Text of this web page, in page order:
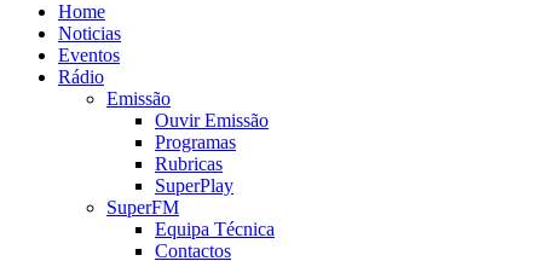
Home
Noticias
Eventos
Rádio
Emissão
Ouvir Emissão
Programas
Rubricas
SuperPlay
SuperFM
Equipa Técnica
Contactos